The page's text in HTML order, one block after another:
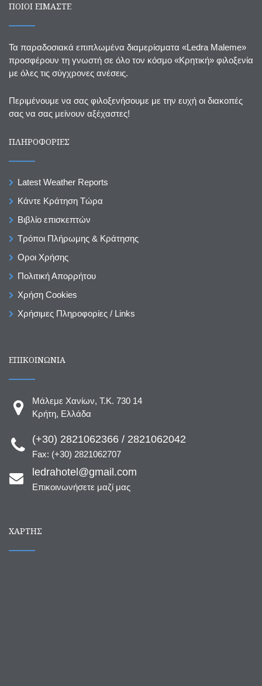
ΠΟΙΟΙ ΕΙΜΑΣΤΕ
Τα παραδοσιακά επιπλωμένα διαμερίσματα «Ledra Maleme»
προσφέρουν τη γνωστή σε όλο τον κόσμο «Κρητική» φιλοξενία
με όλες τις σύγχρονες ανέσεις.
Περιμένουμε να σας φιλοξενήσουμε με την ευχή οι διακοπές
σας να σας μείνουν αξέχαστες!
ΠΛΗΡΟΦΟΡΙΕΣ
Latest Weather Reports
Κάντε Κράτηση Τώρα
Βιβλίο επισκεπτών
Τρόποι Πλήρωμης & Κράτησης
Οροι Χρήσης
Πολιτική Απορρήτου
Χρήση Cookies
Χρήσιμες Πληροφορίες / Links
ΕΠΙΚΟΙΝΩΝΙΑ
Μάλεμε Χανίων, T.K. 730 14
Κρήτη, Ελλάδα
(+30) 2821062366 / 2821062042
Fax: (+30) 2821062707
ledrahotel@gmail.com
Επικοινωνήσετε μαζί μας
ΧΆΡΤΗΣ